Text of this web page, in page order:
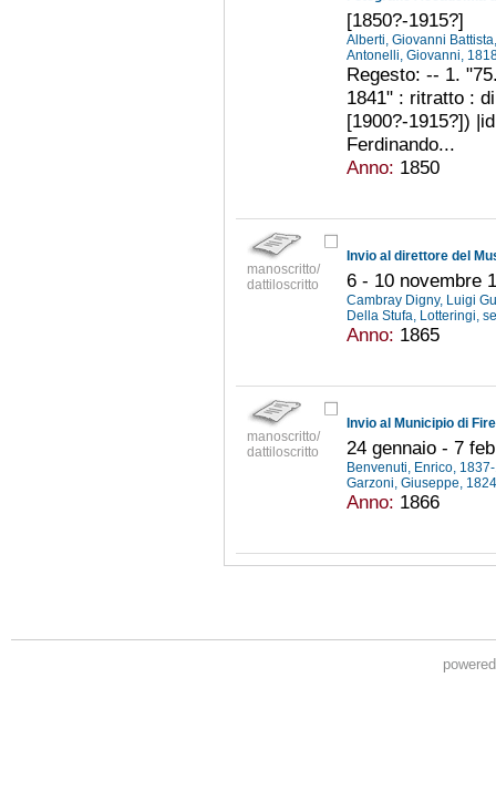
[1850?-1915?]
Alberti, Giovanni
Antonelli, Giovanni,
Regesto: -- 1.
1841" : ritratto :
[1900?-1915?])
Ferdinando...
Anno: 1850
manoscritto/
dattiloscritto
6 - 10 novembre
Cambray Digny, Luigi
Della Stufa, Lotteringi,
Anno: 1865
manoscritto/
dattiloscritto
24 gennaio - 7
Benvenuti, Enrico,
Garzoni, Giuseppe,
Anno: 1866